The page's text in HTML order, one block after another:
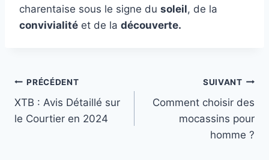
charentaise sous le signe du soleil, de la
convivialité et de la découverte.
Navigation
de
PRÉCÉDENT
XTB : Avis Détaillé sur
le Courtier en 2024
SUIVANT
Comment choisir des
mocassins pour
homme ?